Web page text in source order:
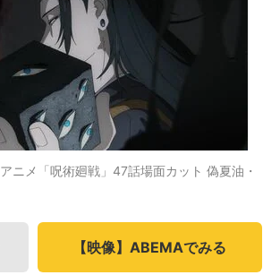
アニメ「呪術廻戦」47話場面カット 偽夏油・
【映像】ABEMAでみる